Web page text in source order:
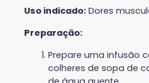
Uso indicado: Dores
Preparação:
Prepare uma infusão
colheres de sopa de